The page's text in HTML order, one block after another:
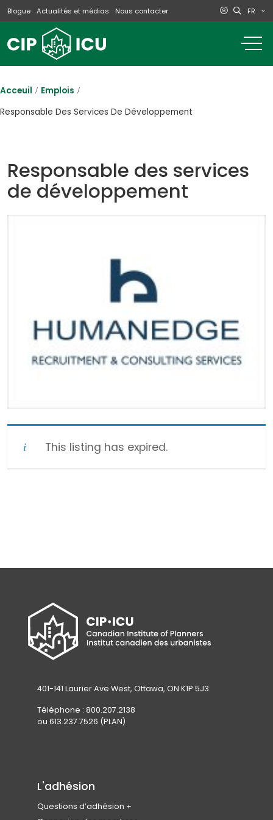
Blogue Actualités et médias Nous contacter FR
Acceuil
Emplois
Responsable Des Services De Développement
Responsable des services
de développement
This listing has expired.
401-141 Laurier Ave West, Ottawa, ON K1P 5J3
Téléphone : 800.207.2138
ou 613.237.7526 (PLAN)
L'adhésion
Questions d’adhésion